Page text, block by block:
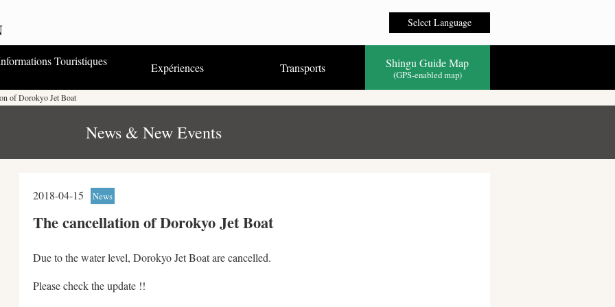
Select Language
Touristiques
- S’amuser - Se baigner
et événements
Touristiques & Office de
Cartes & Guides
Expériences
Route permettant l’utilisation d’un
Une promenade guidée dans la
Guide illustré de Kumano
Une promenade en Yukata
Le Kakigori surprise !
Transports Shingu Guide Map
(GPS-enabled map)
of Dorokyo Jet Boat
News & New Events
2018-04-15 News
The cancellation of Dorokyo Jet Boat
Due to the water level, Dorokyo Jet Boat are cancelled.
Please check the update !!